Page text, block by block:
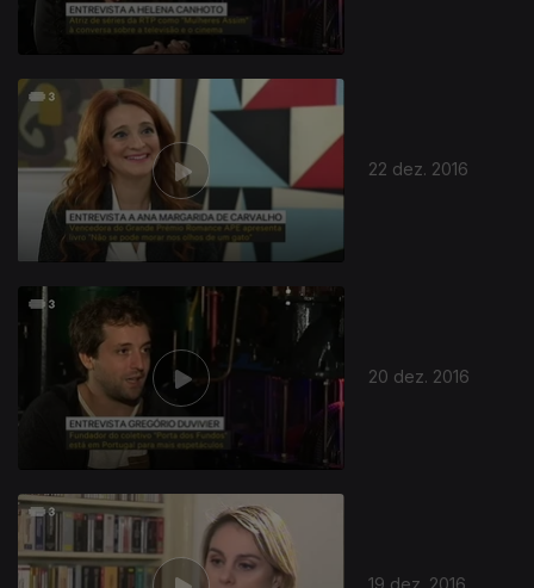
22 dez. 2016
20 dez. 2016
19 dez. 2016